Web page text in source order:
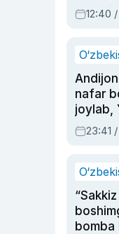
olmay
12:40
nafar
joylab,
ayolga
23:41
bomba